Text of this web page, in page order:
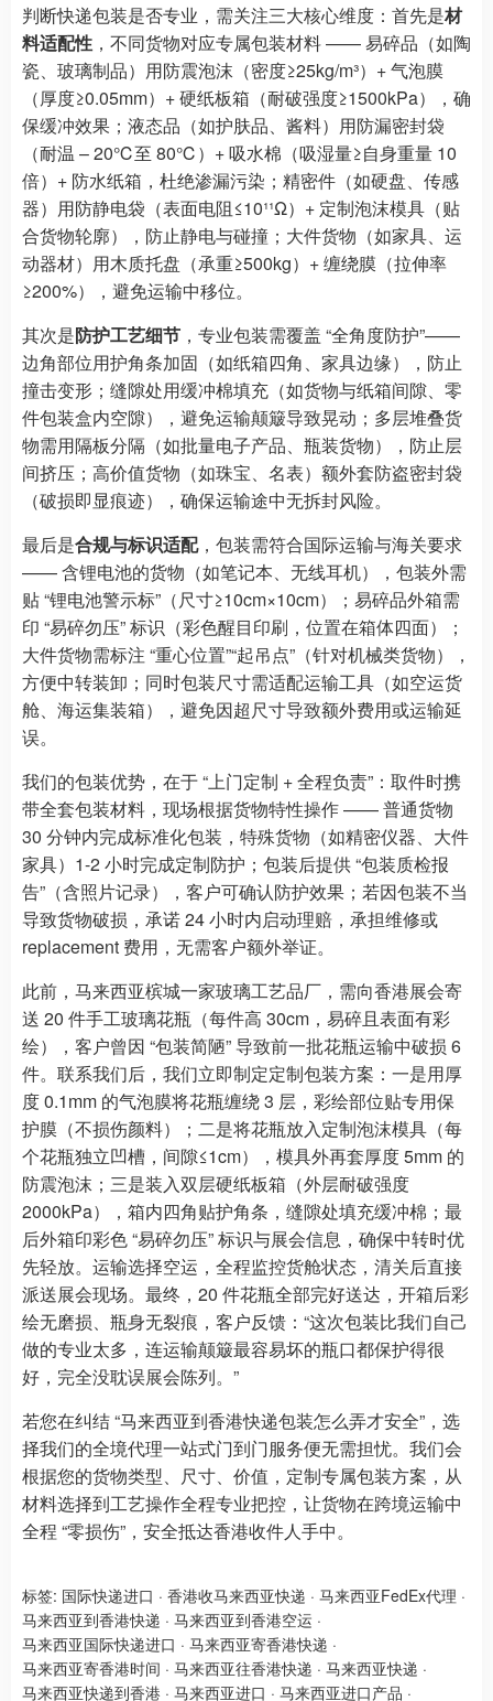
判断快递包装是否专业，需关注三大核心维度：首先是材
料适配性 ，不同货物对应专属包装材料 —— 易碎品（如陶
瓷、玻璃制品）用防震泡沫（密度≥25kg/m³）+ 气泡膜
（厚度≥0.05mm）+ 硬纸板箱（耐破强度≥1500kPa），确
保缓冲效果；液态品（如护肤品、酱料）用防漏密封袋
（耐温 – 20℃至 80℃）+ 吸水棉（吸湿量≥自身重量 10
倍）+ 防水纸箱，杜绝渗漏污染；精密件（如硬盘、传感
器）用防静电袋（表面电阻≤10¹¹Ω）+ 定制泡沫模具（贴
合货物轮廓），防止静电与碰撞；大件货物（如家具、运
动器材）用木质托盘（承重≥500kg）+ 缠绕膜（拉伸率
≥200%），避免运输中移位。
其次是防护工艺细节 ，专业包装需覆盖 “全角度防护”——
边角部位用护角条加固（如纸箱四角、家具边缘），防止
撞击变形；缝隙处用缓冲棉填充（如货物与纸箱间隙、零
件包装盒内空隙），避免运输颠簸导致晃动；多层堆叠货
物需用隔板分隔（如批量电子产品、瓶装货物），防止层
间挤压；高价值货物（如珠宝、名表）额外套防盗密封袋
（破损即显痕迹），确保运输途中无拆封风险。
最后是合规与标识适配，包装需符合国际运输与海关要求
—— 含锂电池的货物（如笔记本、无线耳机），包装外需
贴 “锂电池警示标”（尺寸≥10cm×10cm）；易碎品外箱需
印 “易碎勿压” 标识（彩色醒目印刷，位置在箱体四面）；
大件货物需标注 “重心位置”“起吊点”（针对机械类货物），
方便中转装卸；同时包装尺寸需适配运输工具（如空运货
舱、海运集装箱），避免因超尺寸导致额外费用或运输延
误。
我们的包装优势，在于 “上门定制 + 全程负责”：取件时携
带全套包装材料，现场根据货物特性操作 —— 普通货物
30 分钟内完成标准化包装，特殊货物（如精密仪器、大件
家具）1-2 小时完成定制防护；包装后提供 “包装质检报
告”（含照片记录），客户可确认防护效果；若因包装不当
导致货物破损，承诺 24 小时内启动理赔，承担维修或
replacement 费用，无需客户额外举证。
此前，马来西亚槟城一家玻璃工艺品厂，需向香港展会寄
送 20 件手工玻璃花瓶（每件高 30cm，易碎且表面有彩
绘），客户曾因 “包装简陋” 导致前一批花瓶运输中破损 6
件。联系我们后，我们立即制定定制包装方案：一是用厚
度 0.1mm 的气泡膜将花瓶缠绕 3 层，彩绘部位贴专用保
护膜（不损伤颜料）；二是将花瓶放入定制泡沫模具（每
个花瓶独立凹槽，间隙≤1cm），模具外再套厚度 5mm 的
防震泡沫；三是装入双层硬纸板箱（外层耐破强度
2000kPa），箱内四角贴护角条，缝隙处填充缓冲棉；最
后外箱印彩色 “易碎勿压” 标识与展会信息，确保中转时优
先轻放。运输选择空运，全程监控货舱状态，清关后直接
派送展会现场。最终，20 件花瓶全部完好送达，开箱后彩
绘无磨损、瓶身无裂痕，客户反馈：“这次包装比我们自己
做的专业太多，连运输颠簸最容易坏的瓶口都保护得很
好，完全没耽误展会陈列。”
若您在纠结 “马来西亚到香港快递包装怎么弄才安全”，选
择我们的全境代理一站式门到门服务便无需担忧。我们会
根据您的货物类型、尺寸、价值，定制专属包装方案，从
材料选择到工艺操作全程专业把控，让货物在跨境运输中
全程 “零损伤”，安全抵达香港收件人手中。
标签: 国际快递进口 · 香港收马来西亚快递 · 马来西亚FedEx代理 ·
马来西亚到香港快递 · 马来西亚到香港空运 ·
马来西亚国际快递进口 · 马来西亚寄香港快递 ·
马来西亚寄香港时间 · 马来西亚往香港快递 · 马来西亚快递 ·
马来西亚快递到香港 · 马来西亚进口 · 马来西亚进口产品 ·